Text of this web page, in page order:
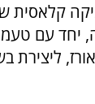
קלאסית
יחד עם
ליצירת